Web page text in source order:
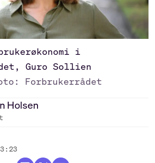
i
Guro Sollien
Forbrukerrådet
Holsen